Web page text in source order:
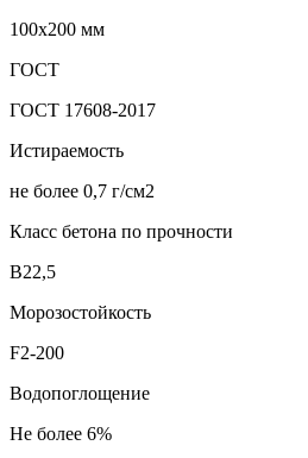
100х200 мм
ГОСТ
ГОСТ 17608-2017
Истираемость
не более 0,7 г/см2
Класс бетона по прочности
В22,5
Морозостойкость
F2-200
Водопоглощение
Не более 6%